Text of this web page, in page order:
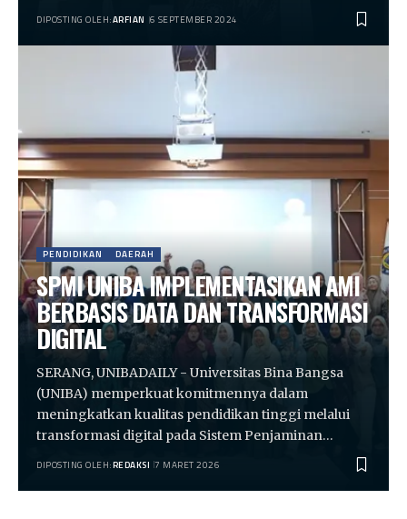
DIPOSTING OLEH:ARFIAN 6 SEPTEMBER 2024
PENDIDIKAN DAERAH
SPMI UNIBA IMPLEMENTASIKAN AMI
BERBASIS DATA DAN TRANSFORMASI
DIGITAL
SERANG, UNIBADAILY - Universitas Bina Bangsa
(UNIBA) memperkuat komitmennya dalam
meningkatkan kualitas pendidikan tinggi melalui
transformasi digital pada Sistem Penjaminan…
DIPOSTING OLEH:REDAKSI 7 MARET 2026